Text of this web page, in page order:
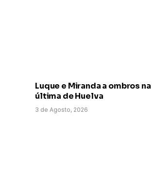
Luque e Miranda a ombros na
última de Huelva
3 de Agosto, 2026